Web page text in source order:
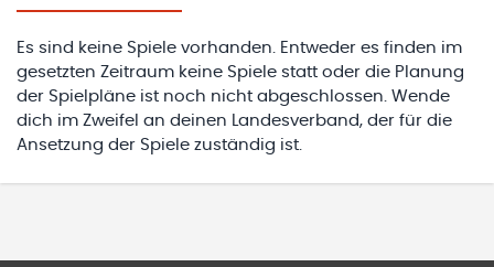
Es sind keine Spiele vorhanden. Entweder es finden im
gesetzten Zeitraum keine Spiele statt oder die Planung
der Spielpläne ist noch nicht abgeschlossen. Wende
dich im Zweifel an deinen Landesverband, der für die
Ansetzung der Spiele zuständig ist.